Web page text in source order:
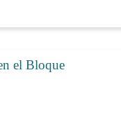
el Bloque